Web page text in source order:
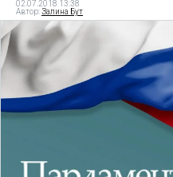
02.07.2018 13:38
Автор:Залина Бут